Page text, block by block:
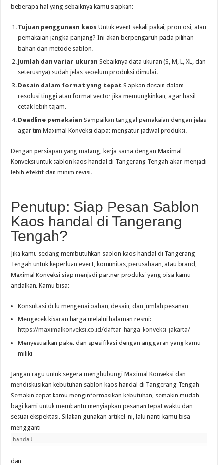
beberapa hal yang sebaiknya kamu siapkan:
Tujuan penggunaan kaos Untuk event sekali pakai, promosi, atau
pemakaian jangka panjang? Ini akan berpengaruh pada pilihan
bahan dan metode sablon.
Jumlah dan varian ukuran Sebaiknya data ukuran (S, M, L, XL, dan
seterusnya) sudah jelas sebelum produksi dimulai.
Desain dalam format yang tepat Siapkan desain dalam
resolusi tinggi atau format vector jika memungkinkan, agar hasil
cetak lebih tajam.
Deadline pemakaian Sampaikan tanggal pemakaian dengan jelas
agar tim Maximal Konveksi dapat mengatur jadwal produksi.
Dengan persiapan yang matang, kerja sama dengan Maximal
Konveksi untuk sablon kaos handal di Tangerang Tengah akan menjadi
lebih efektif dan minim revisi.
Penutup: Siap Pesan Sablon
Kaos handal di Tangerang
Tengah?
Jika kamu sedang membutuhkan sablon kaos handal di Tangerang
Tengah untuk keperluan event, komunitas, perusahaan, atau brand,
Maximal Konveksi siap menjadi partner produksi yang bisa kamu
andalkan. Kamu bisa:
Konsultasi dulu mengenai bahan, desain, dan jumlah pesanan
Mengecek kisaran harga melalui halaman resmi:
https://maximalkonveksi.co.id/daftar-harga-konveksi-jakarta/
Menyesuaikan paket dan spesifikasi dengan anggaran yang kamu
miliki
Jangan ragu untuk segera menghubungi Maximal Konveksi dan
mendiskusikan kebutuhan sablon kaos handal di Tangerang Tengah.
Semakin cepat kamu menginformasikan kebutuhan, semakin mudah
bagi kami untuk membantu menyiapkan pesanan tepat waktu dan
sesuai ekspektasi. Silakan gunakan artikel ini, lalu nanti kamu bisa
mengganti
handal
dan